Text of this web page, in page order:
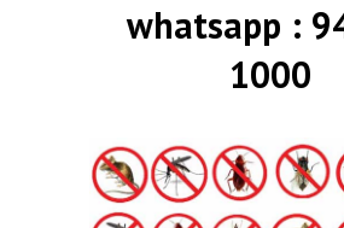
whatsapp :
1000